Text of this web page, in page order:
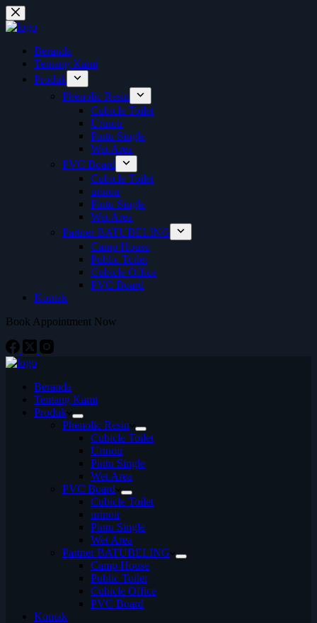
Skip
to
content
Beranda
Tentang Kami
Produk
Phenolic Resin
Cubicle Toilet
Urinoir
Pintu Single
Wet Area
PVC Board
Cubicle Toilet
urinoir
Pintu Single
Wet Area
Partner BATUBELING
Camp House
Public Toilet
Cubicle Office
PVC Board
Kontak
Book Appointment Now
Beranda
Tentang Kami
Produk
Phenolic Resin
Cubicle Toilet
Urinoir
Pintu Single
Wet Area
PVC Board
Cubicle Toilet
urinoir
Pintu Single
Wet Area
Partner BATUBELING
Camp House
Public Toilet
Cubicle Office
PVC Board
Kontak